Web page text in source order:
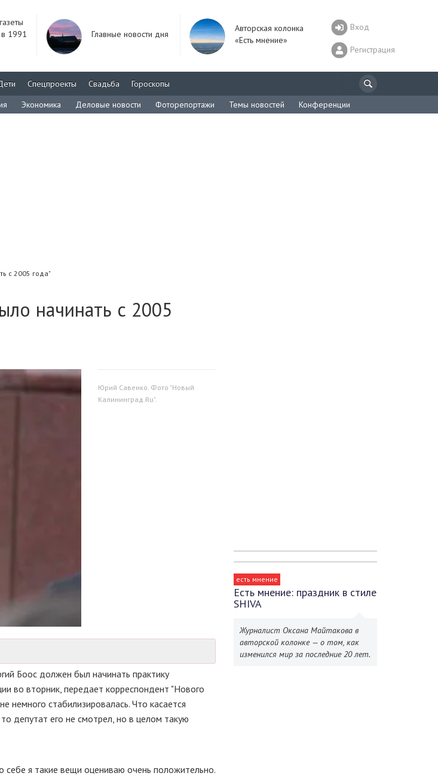
в 1991
Главные новости дня
Авторская колонка
«Есть мнение»
Вход
Регистрация
Спецпроекты Свадьба
Гороскопы
Экономика Деловые новости Фоторепортажи Темы новостей Конференции
с 2005 года"
начинать с 2005
Юрий Савенко. Фото "Новый
Калининград.Ru".
Боос должен был начинать практику
во вторник, передает корреспондент "Нового
немного стабилизировалась. Что касается
депутат его не смотрел, но в целом такую
я такие вещи оцениваю очень положительно.
есть мнение
Есть мнение: праздник в стиле
SHIVA
Журналист Оксана Майтакова в
авторской колонке — о том, как
изменился мир за последние 20 лет.